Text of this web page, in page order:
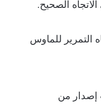
الصحيح.
التمرير للماوس
إصدار من